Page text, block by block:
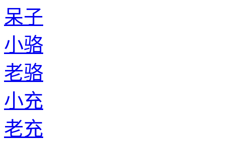
呆子
小骆
老骆
小充
老充